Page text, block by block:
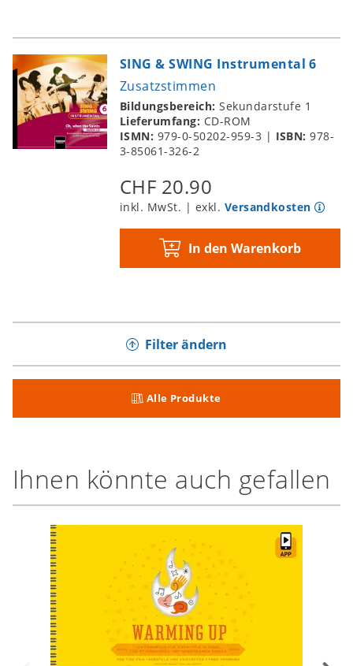
SING & SWING Instrumental 6
Zusatzstimmen
Bildungsbereich:Sekundarstufe 1
Lieferumfang: CD-ROM
ISMN: 979-0-50202-959-3 | ISBN:978-
3-85061-326-2
CHF 20.90
inkl. MwSt. | exkl. Versandkosten
In den Warenkorb
Filter ändern
Alle Produkte
Ihnen könnte auch gefallen